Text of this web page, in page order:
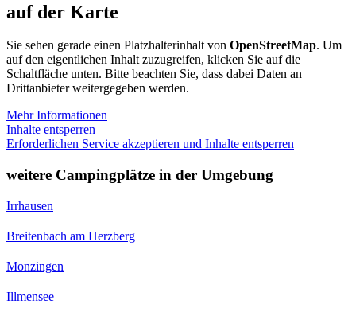
auf der Karte
Sie sehen gerade einen Platzhalterinhalt von OpenStreetMap. Um
auf den eigentlichen Inhalt zuzugreifen, klicken Sie auf die
Schaltfläche unten. Bitte beachten Sie, dass dabei Daten an
Drittanbieter weitergegeben werden.
Mehr Informationen
Inhalte entsperren
Erforderlichen Service akzeptieren und Inhalte entsperren
weitere Campingplätze in der Umgebung
Irrhausen
Breitenbach am Herzberg
Monzingen
Illmensee